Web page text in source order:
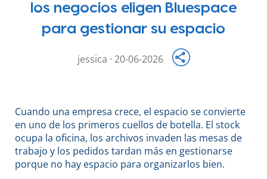
los negocios eligen Bluespace
para gestionar su espacio
jessica · 20-06-2026
Cuando una empresa crece, el espacio se convierte
en uno de los primeros cuellos de botella. El stock
ocupa la oficina, los archivos invaden las mesas de
trabajo y los pedidos tardan más en gestionarse
porque no hay espacio para organizarlos bien.